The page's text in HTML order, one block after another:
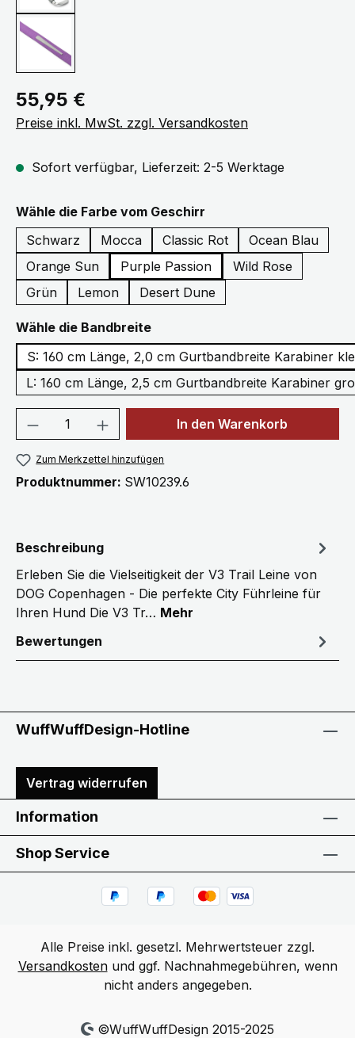
Regulärer Preis:
55,95 €
Preise inkl. MwSt. zzgl. Versandkosten
Sofort verfügbar, Lieferzeit: 2-5 Werktage
Wähle die Farbe vom Geschirr
Schwarz
Mocca Classic Rot
Ocean Blau
Orange Sun
Purple Passion
Wild Rose
Grün
Lemon Desert Dune
Wähle die Bandbreiteauswählen
S: 160 cm Länge, 2,0 cm Gurtbandbreite Karabiner
L: 160 cm Länge, 2,5 cm Gurtbandbreite Karabiner
Produkt Anzahl: Gib denIn den Warenkorb
Zum Merkzettel hinzufügen
Produktnummer: SW10239.6
Beschreibung
Erleben Sie die Vielseitigkeit der V3 Trail Leine von
DOG Copenhagen - Die perfekte City Führleine für
Ihren Hund Die V3 Tr… Mehr
Bewertungen
WuffWuffDesign-Hotline
Vertrag widerrufen
Information
Shop Service
Alle Preise inkl. gesetzl. Mehrwertsteuer zzgl.
Versandkostenund ggf. Nachnahmegebühren, wenn
nicht anders angegeben.
©WuffWuffDesign 2015-2025